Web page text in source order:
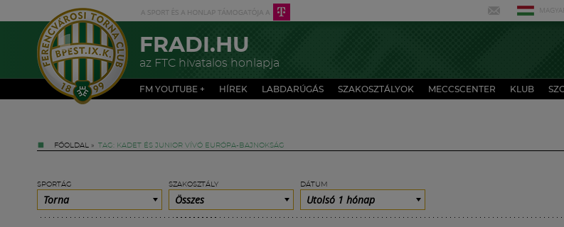
FRADI.HU
az FTC hivatalos honlapja
FM YOUTUBE + HÍREK LABDARÚGÁS SZAKOSZTÁLYOK MECCSCENTER KLUB
FŐOLDAL » TAG: KADET ÉS JUNIOR VÍVÓ EURÓPA-BAJNOKSÁG
SPORTÁG
Torna
SZAKOSZTÁLY
Összes
DÁTUM
Utolsó 1 hónap